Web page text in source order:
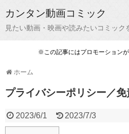
カンタン動画コミック
見たい動画・映画や読みたいコミック
※この記事にはプロモーション
ホーム
プライバシーポリシー／
2023/6/1 2023/7/3